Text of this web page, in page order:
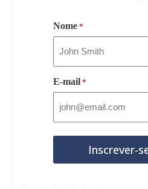
Nome *
E-mail *